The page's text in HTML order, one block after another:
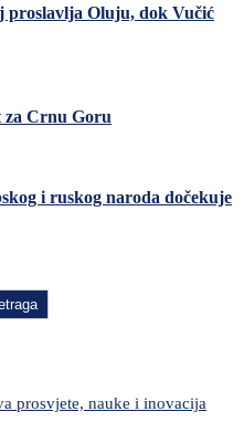
proslavlja Oluju, dok Vučić
za Crnu Goru
i ruskog naroda dočekuje
prosvjete, nauke i inovacija